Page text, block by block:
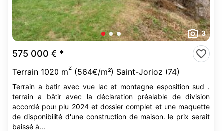
3
575 000 € *
Terrain 1020 m2 (564€/m²) Saint-Jorioz (74)
Terrain a batir avec vue lac et montagne esposition sud .
terrain a bâtir avec la déclaration préalable de division
accordé pour plu 2024 et dossier complet et une maquette
de disponibilité d'une construction de maison. le prix serait
baissé à...